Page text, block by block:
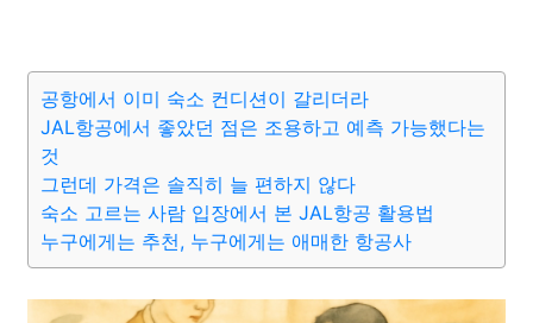
공항에서 이미 숙소 컨디션이 갈리더라
JAL항공에서 좋았던 점은 조용하고 예측 가능했다는
것
그런데 가격은 솔직히 늘 편하지 않다
숙소 고르는 사람 입장에서 본 JAL항공 활용법
누구에게는 추천, 누구에게는 애매한 항공사